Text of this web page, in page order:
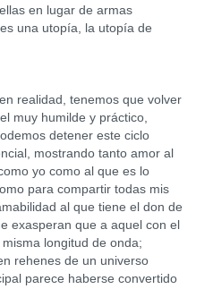
en lugar de armas
una utopía, la utopía de
realidad, tenemos que volver
muy humilde y práctico,
detener este ciclo
mostrando tanto amor al
yo como al que es lo
para compartir todas mis
al que tiene el don de
exasperan que a aquel con el
longitud de onda;
rehenes de un universo
parece haberse convertido